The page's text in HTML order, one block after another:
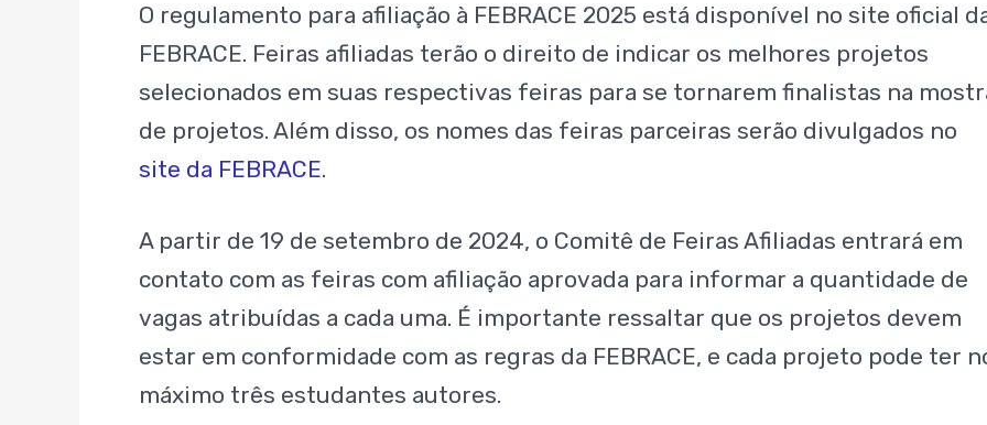
O regulamento para afiliação à FEBRACE 2025 está disponível no site oficial
FEBRACE. Feiras afiliadas terão o direito de indicar os melhores projetos
selecionados em suas respectivas feiras para se tornarem finalistas na
de projetos. Além disso, os nomes das feiras parceiras serão divulgados no
site da FEBRACE.
A partir de 19 de setembro de 2024, o Comitê de Feiras Afiliadas entrará em
contato com as feiras com afiliação aprovada para informar a quantidade de
vagas atribuídas a cada uma. É importante ressaltar que os projetos devem
estar em conformidade com as regras da FEBRACE, e cada projeto pode ter
máximo três estudantes autores.